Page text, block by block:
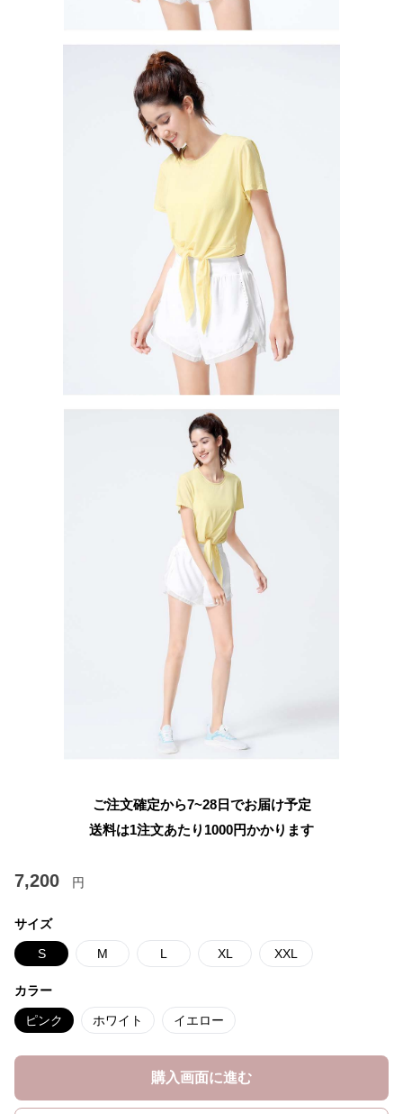
ご注文確定から7~28日でお届け予定
送料は1注文あたり 1000円かかります
7,200 円
サイズ
S M L XL XXL
カラー
ピンク ホワイト イエロー
購入画面に進む